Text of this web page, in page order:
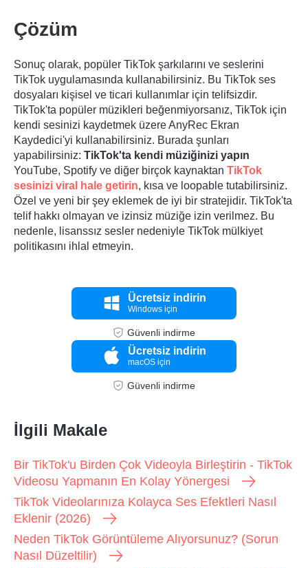
Çözüm
Sonuç olarak, popüler TikTok şarkılarını ve seslerini
TikTok uygulamasında kullanabilirsiniz. Bu TikTok ses
dosyaları kişisel ve ticari kullanımlar için telifsizdir.
TikTok'ta popüler müzikleri beğenmiyorsanız, TikTok için
kendi sesinizi kaydetmek üzere AnyRec Ekran
Kaydedici'yi kullanabilirsiniz. Burada şunları
yapabilirsiniz: TikTok'ta kendi müziğinizi yapın
YouTube, Spotify ve diğer birçok kaynaktan TikTok
sesinizi viral hale getirin, kısa ve loopable tutabilirsiniz.
Özel ve yeni bir şey eklemek de iyi bir stratejidir. TikTok'ta
telif hakkı olmayan ve izinsiz müziğe izin verilmez. Bu
nedenle, lisanssız sesler nedeniyle TikTok mülkiyet
politikasını ihlal etmeyin.
Ücretsiz indirin
Windows için
Güvenli indirme
Ücretsiz indirin
macOS için
Güvenli indirme
İlgili Makale
Bir TikTok'u Birden Çok Videoyla Birleştirin - TikTok
Videosu Yapmanın En Kolay Yönergesi
TikTok Videolarınıza Kolayca Ses Efektleri Nasıl
Eklenir (2026)
Neden TikTok Görüntüleme Alıyorsunuz? (Sorun
Nasıl Düzeltilir)